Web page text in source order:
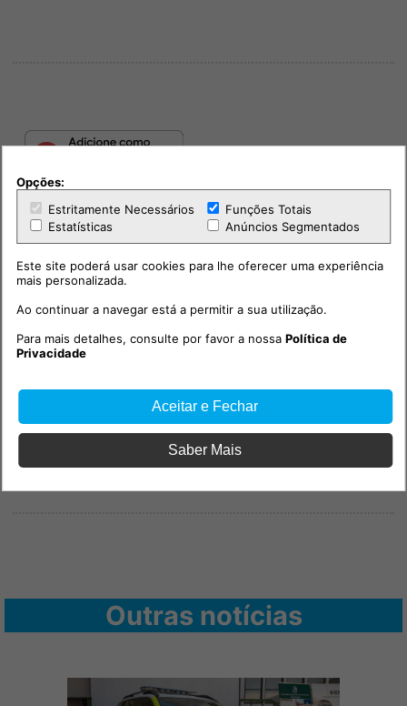
PUB
Outras notícias
Opções:
Estritamente Necessários
Funções Totais
Estatísticas
Anúncios Segmentados
Este site poderá usar cookies para lhe oferecer uma experiência
mais personalizada.
Ao continuar a navegar está a permitir a sua utilização.
Para mais detalhes, consulte por favor a nossaPolítica de
Privacidade
Aceitar e Fechar
Saber Mais